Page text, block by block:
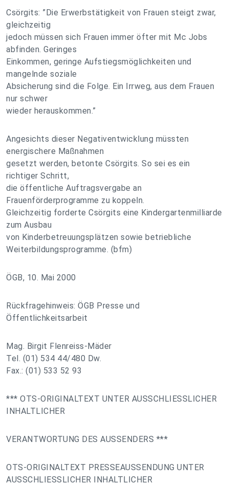
Csörgits: ”Die Erwerbstätigkeit von Frauen steigt zwar,
gleichzeitig
jedoch müssen sich Frauen immer öfter mit Mc Jobs
abfinden. Geringes
Einkommen, geringe Aufstiegsmöglichkeiten und
mangelnde soziale
Absicherung sind die Folge. Ein Irrweg, aus dem Frauen
nur schwer
wieder herauskommen.”
Angesichts dieser Negativentwicklung müssten
energischere Maßnahmen
gesetzt werden, betonte Csörgits. So sei es ein
richtiger Schritt,
die öffentliche Auftragsvergabe an
Frauenförderprogramme zu koppeln.
Gleichzeitig forderte Csörgits eine Kindergartenmilliarde
zum Ausbau
von Kinderbetreuungsplätzen sowie betriebliche
Weiterbildungsprogramme. (bfm)
ÖGB, 10. Mai 2000
Rückfragehinweis: ÖGB Presse und
Öffentlichkeitsarbeit
Mag. Birgit Flenreiss-Mäder
Tel. (01) 534 44/480 Dw.
Fax.: (01) 533 52 93
*** OTS-ORIGINALTEXT UNTER AUSSCHLIESSLICHER
INHALTLICHER
VERANTWORTUNG DES AUSSENDERS ***
OTS-ORIGINALTEXT PRESSEAUSSENDUNG UNTER
AUSSCHLIESSLICHER INHALTLICHER